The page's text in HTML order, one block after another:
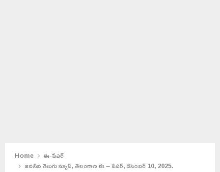
Home
ఈ-పేపర్
జనసేన తెలుగు న్యూస్, తెలంగాణ ఈ – పేపర్, డిసెంబర్ 10, 2025.